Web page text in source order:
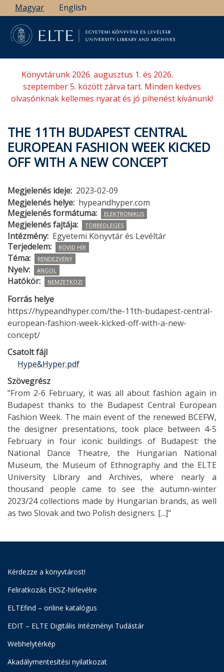
Ugrás
a
tartalomra
Magyar English
Könyvtárunk 2026. augusztus 1. és 2026.
szeptember 5. között zárva tart. Minden kedves
olvasónknak kellemes nyarat és jó pihenést kívánunk!
THE 11TH BUDAPEST CENTRAL
EUROPEAN FASHION WEEK KICKED
OFF WITH A NEW CONCEPT
Megjelenés ideje 2023-02-09
Megjelenés helye hypeandhyper.com
Megjelenés formátuma
ELEKTRONIKUS
Megjelenés fajtája TÖBBEDLEGES
Intézmény Egyetemi Könyvtár és Levéltár
Terjedelem
RÖVID HÍR
Téma RENDEZVÉNY
Nyelv ANGOL
Hatókör NEMZETKÖZI
Forrás helye
https://hypeandhyper.com/the-11th-budapest-central-
european-fashion-week-kicked-off-with-a-new-
concept/
Csatolt fájl
Hype&Hyper.pdf
Szövegrész
"From 2-6 February, it was all about fashion again in
Budapest thanks to the Budapest Central European
Fashion Week. The main event of the renewed BCEFW,
the designer presentations, took place between 4-5
February in four iconic buildings of Budapest: the
National Dance Theatre, the Hungarian National
Museum, the Museum of Ethnography and the ELTE
University Library and Archives, where nearly a
thousand people came to see the autumn-winter
2023/24 collections made by Hungarian brands, as well
as two Slovak and two Polish designers. [...]"
Kérdezze a könyvtárost!
Feliratkozás EKSZ-hírlevélre
ELTEfind – online katalógus
EDIT – ELTE Digitális Intézményi Tudástár
Webhelytérkép
Akadálymentesítési nyilatkozat